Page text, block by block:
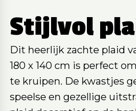
Stijlvol
Dit heerlijk zachte plaid
180 x 140 cm is perfect
te kruipen. De kwastjes
speelse en gezellige